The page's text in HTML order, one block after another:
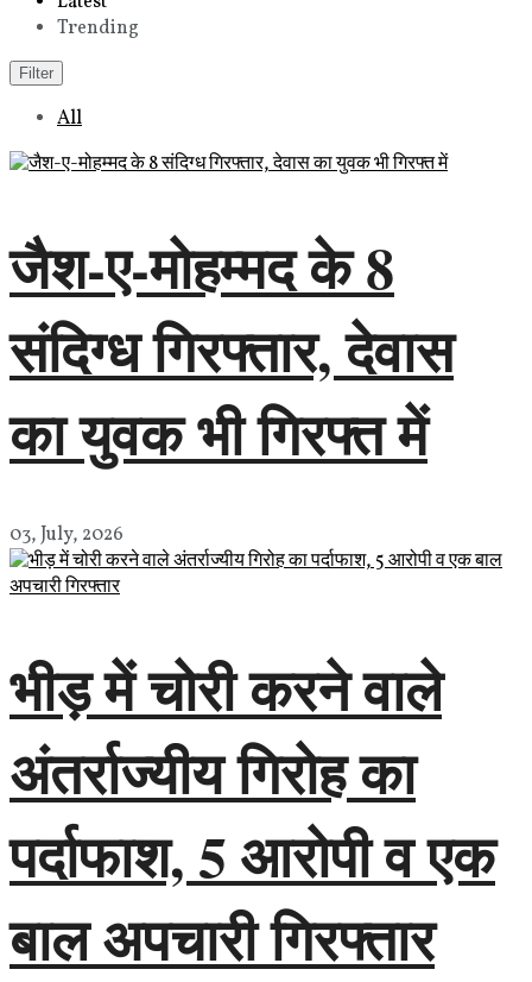
Trending
Filter
All
जैश-ए-मोहम्मद के 8
संदिग्ध गिरफ्तार, देवास
का युवक भी गिरफ्त में
03, July, 2026
भीड़ में चोरी करने वाले
अंतर्राज्यीय गिरोह का
पर्दाफाश, 5 आरोपी व एक
बाल अपचारी गिरफ्तार